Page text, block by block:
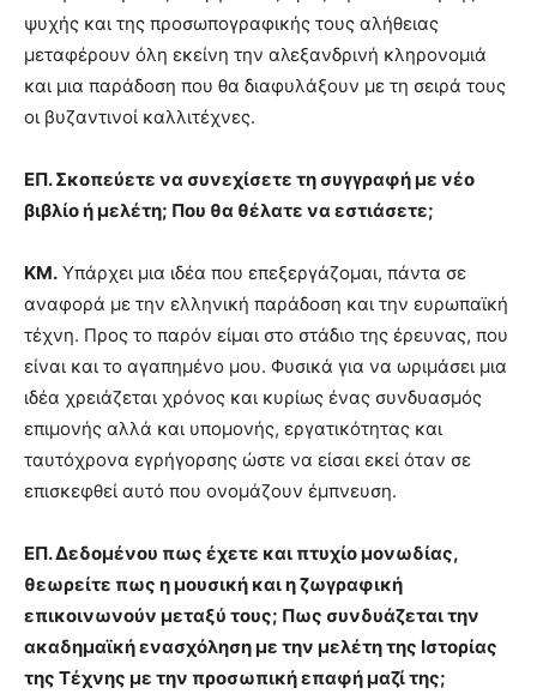
ψυχής και της προσωπογραφικής τους αλήθειας
μεταφέρουν όλη εκείνη την αλεξανδρινή κληρονομιά
και μια παράδοση που θα διαφυλάξουν με τη σειρά τους
οι βυζαντινοί καλλιτέχνες.
ΕΠ. Σκοπεύετε να συνεχίσετε τη συγγραφή με νέο
βιβλίο ή μελέτη; Που θα θέλατε να εστιάσετε;
ΚΜ. Υπάρχει μια ιδέα που επεξεργάζομαι, πάντα σε
αναφορά με την ελληνική παράδοση και την ευρωπαϊκή
τέχνη. Προς το παρόν είμαι στο στάδιο της έρευνας, που
είναι και το αγαπημένο μου. Φυσικά για να ωριμάσει μια
ιδέα χρειάζεται χρόνος και κυρίως ένας συνδυασμός
επιμονής αλλά και υπομονής, εργατικότητας και
ταυτόχρονα εγρήγορσης ώστε να είσαι εκεί όταν σε
επισκεφθεί αυτό που ονομάζουν έμπνευση.
ΕΠ. Δεδομένου πως έχετε και πτυχίο μονωδίας,
θεωρείτε πως η μουσική και η ζωγραφική
επικοινωνούν μεταξύ τους; Πως συνδυάζεται την
ακαδημαϊκή ενασχόληση με την μελέτη της Ιστορίας
της Τέχνης με την προσωπική επαφή μαζί της;